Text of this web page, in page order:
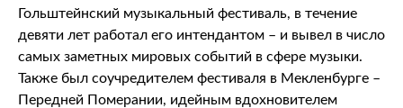
Гольштейнский музыкальный фестиваль, в течение
девяти лет работал его интендантом – и вывел в число
самых заметных мировых событий в сфере музыки.
Также был соучредителем фестиваля в Мекленбурге –
Передней Померании, идейным вдохновителем